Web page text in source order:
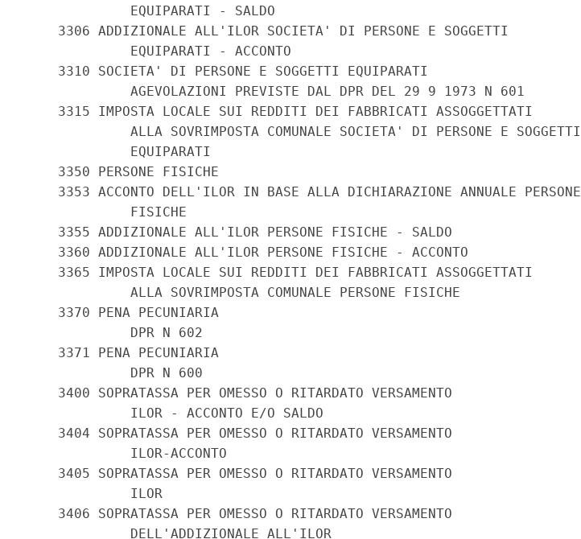
             EQUIPARATI - SALDO
    3306 ADDIZIONALE ALL'ILOR SOCIETA' DI PERSONE E SOGGETTI
             EQUIPARATI - ACCONTO
    3310 SOCIETA' DI PERSONE E SOGGETTI EQUIPARATI
             AGEVOLAZIONI PREVISTE DAL DPR DEL 29 9 1973 N 601
    3315 IMPOSTA LOCALE SUI REDDITI DEI FABBRICATI ASSOGGETTATI
             ALLA SOVRIMPOSTA COMUNALE SOCIETA' DI PERSONE E SOGGETTI
             EQUIPARATI
    3350 PERSONE FISICHE
    3353 ACCONTO DELL'ILOR IN BASE ALLA DICHIARAZIONE ANNUALE PERSONE
             FISICHE
    3355 ADDIZIONALE ALL'ILOR PERSONE FISICHE - SALDO
    3360 ADDIZIONALE ALL'ILOR PERSONE FISICHE - ACCONTO
    3365 IMPOSTA LOCALE SUI REDDITI DEI FABBRICATI ASSOGGETTATI
             ALLA SOVRIMPOSTA COMUNALE PERSONE FISICHE
    3370 PENA PECUNIARIA
             DPR N 602
    3371 PENA PECUNIARIA
             DPR N 600
    3400 SOPRATASSA PER OMESSO O RITARDATO VERSAMENTO
             ILOR - ACCONTO E/O SALDO
    3404 SOPRATASSA PER OMESSO O RITARDATO VERSAMENTO
             ILOR-ACCONTO
    3405 SOPRATASSA PER OMESSO O RITARDATO VERSAMENTO
             ILOR
    3406 SOPRATASSA PER OMESSO O RITARDATO VERSAMENTO
             DELL'ADDIZIONALE ALL'ILOR